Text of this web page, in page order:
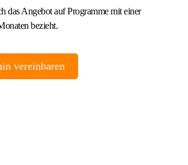
das Angebot auf Programme mit einer
bezieht.
vereinbaren